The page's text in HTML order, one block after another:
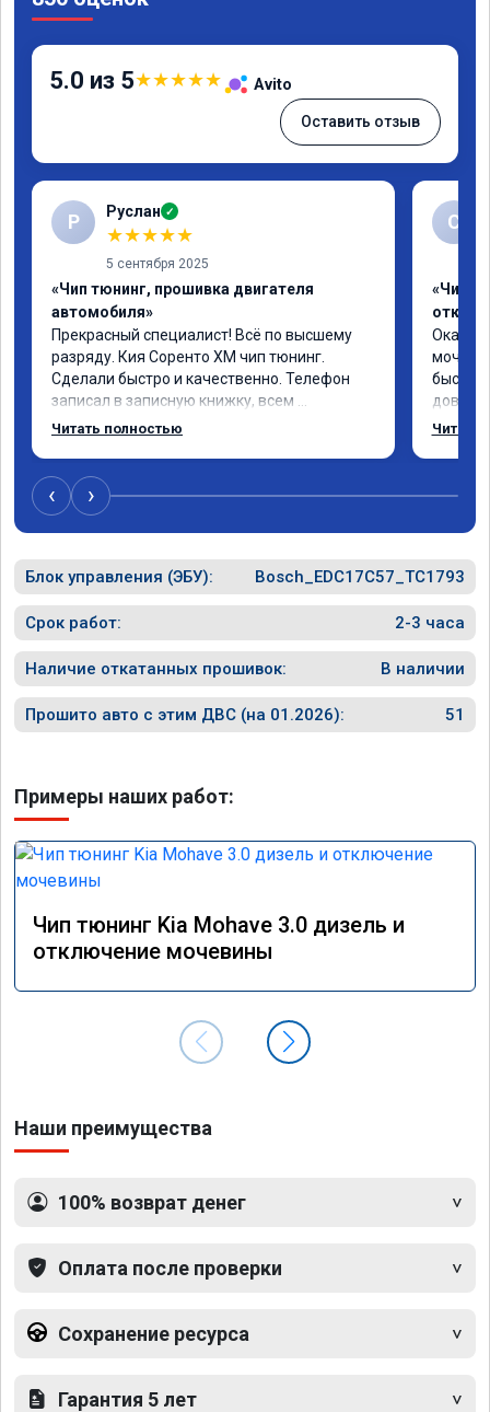
5.0 из 5★★★★★ Avito
Оставить отзыв
Р Руслан ✓
★★★★★
5 сентября 2025
«Чип тюнинг, прошивка двигателя
автомобиля»
Прекрасный специалист! Всё по высшему
разряду. Кия Соренто XM чип тюнинг.
Сделали быстро и качественно. Телефон
записал в записную книжку, всем
рекомендую! Еще вот поеду в ближайшее
Читать полностью
С
«Чип
быстро
Читать
‹ ›
Блок управления (ЭБУ): Bosch_EDC17C57_TC1793
Срок работ: 2-3 часа
Наличие откатанных прошивок: В наличии
Прошито авто с этим ДВС (на 01.2026): 51
Примеры наших работ:
Чип тюнинг Kia Mohave 3.0 дизель и
отключение мочевины
Наши преимущества
100% возврат денег
Оплата после проверки
Сохранение ресурса
Гарантия 5 лет